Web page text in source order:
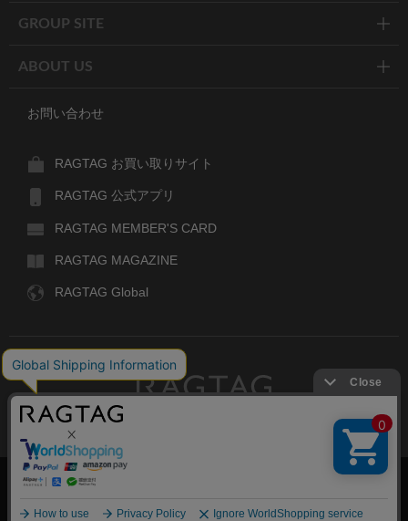
GROUP SITE
ABOUT US
お問い合わせ
RAGTAG お買い取りサイト
RAGTAG 公式アプリ
RAGTAG MEMBER'S CARD
RAGTAG MAGAZINE
RAGTAG Global
デザイナーズブランドのユーズド・セレクトショップ
COPYRIGHT© TIN PAN ALLEY CO., LTD. ALL RIGHTS RESERVED.